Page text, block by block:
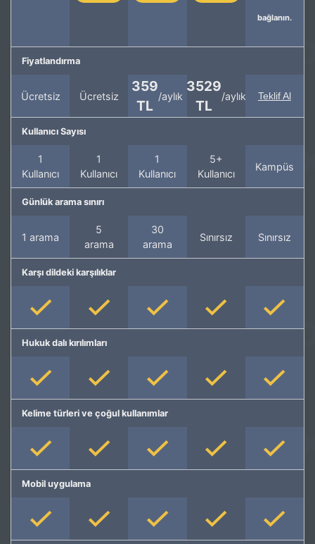
bağlanın.
Fiyatlandırma
Ücretsiz Ücretsiz
359
TL
/aylık
3529
TL
/aylık Teklif Al
Kullanıcı Sayısı
1
Kullanıcı
1
Kullanıcı
1
Kullanıcı
5+
Kullanıcı
Kampüs
Günlük arama sınırı
1 arama
5
arama
30
arama
Sınırsız Sınırsız
Karşı dildeki karşılıklar
Hukuk dalı kırılımları
Kelime türleri ve çoğul kullanımlar
Mobil uygulama